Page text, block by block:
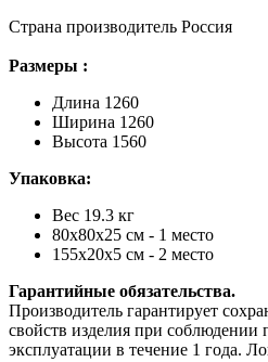
Страна производитель Россия
Размеры :
Длина 1260
Ширина 1260
Высота 1560
Упаковка:
Вес 19.3 кг
80х80х25 см - 1 место
155х20х5 см - 2 место
Гарантийные обязательства.
Производитель гарантирует
свойств изделия при соблюдении
эксплуатации в течение 1 года.